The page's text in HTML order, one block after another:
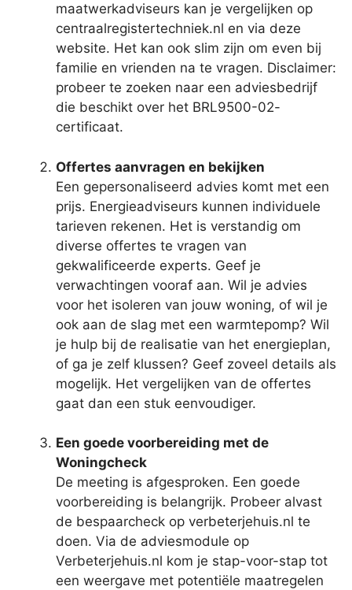
maatwerkadviseurs kan je vergelijken op
centraalregistertechniek.nl en via deze
website. Het kan ook slim zijn om even bij
familie en vrienden na te vragen. Disclaimer:
probeer te zoeken naar een adviesbedrijf
die beschikt over het BRL9500-02-
certificaat.
Offertes aanvragen en bekijken
Een gepersonaliseerd advies komt met een
prijs. Energieadviseurs kunnen individuele
tarieven rekenen. Het is verstandig om
diverse offertes te vragen van
gekwalificeerde experts. Geef je
verwachtingen vooraf aan. Wil je advies
voor het isoleren van jouw woning, of wil je
ook aan de slag met een warmtepomp? Wil
je hulp bij de realisatie van het energieplan,
of ga je zelf klussen? Geef zoveel details als
mogelijk. Het vergelijken van de offertes
gaat dan een stuk eenvoudiger.
Een goede voorbereiding met de
Woningcheck
De meeting is afgesproken. Een goede
voorbereiding is belangrijk. Probeer alvast
de bespaarcheck op verbeterjehuis.nl te
doen. Via de adviesmodule op
Verbeterjehuis.nl kom je stap-voor-stap tot
een weergave met potentiële maatregelen